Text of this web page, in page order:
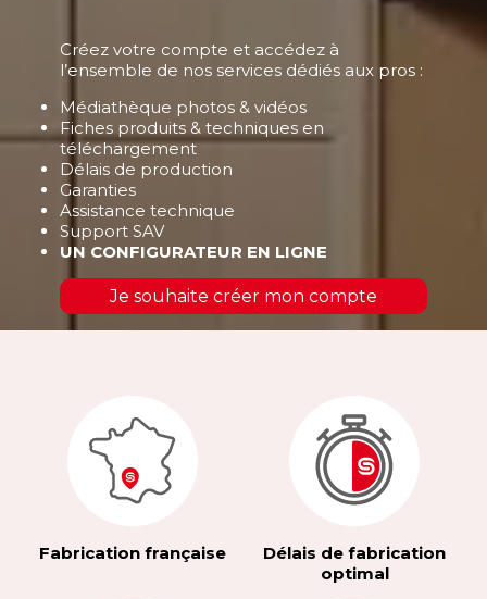
Créez votre compte et accédez à
l’ensemble de nos services dédiés aux pros :
Médiathèque photos & vidéos
Fiches produits & techniques en
téléchargement
Délais de production
Garanties
Assistance technique
Support SAV
UN CONFIGURATEUR EN LIGNE
Je souhaite créer mon compte
Fabrication française
Délais de fabrication
optimal